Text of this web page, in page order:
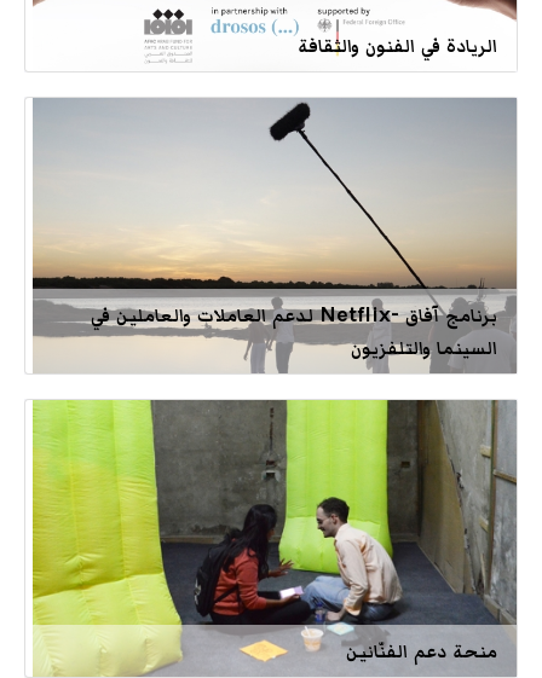
الريادة في الفنون والثقافة
برنامج آفاق -Netflix لدعم العاملات والعاملين في
السينما والتلفزيون
منحة دعم الفنّانين